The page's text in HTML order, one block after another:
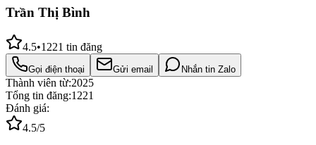
Trần Thị Bình
4.5•1221 tin đăng
Gọi điện thoại Gửi email Nhắn tin Zalo
Thành viên từ:2025
Tổng tin đăng:1221
Đánh giá:
4.5/5